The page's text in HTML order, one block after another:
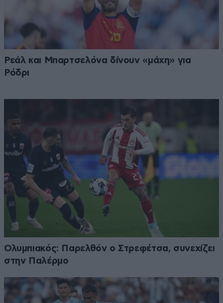
Ρεάλ και Μπαρτσελόνα δίνουν «μάχη» για
Ρόδρι
Ολυμπιακός: Παρελθόν ο Στρεφέτσα, συνεχίζει
στην Παλέρμο